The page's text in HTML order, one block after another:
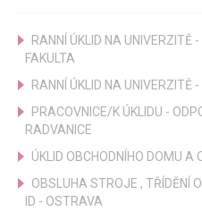
RANNÍ ÚKLID NA UNIVERZITĚ
FAKULTA
RANNÍ ÚKLID NA UNIVERZITĚ
PRACOVNICE/K ÚKLIDU -
RADVANICE
ÚKLID OBCHODNÍHO DOMU
OBSLUHA STROJE , TŘÍDĚNÍ
ID - OSTRAVA